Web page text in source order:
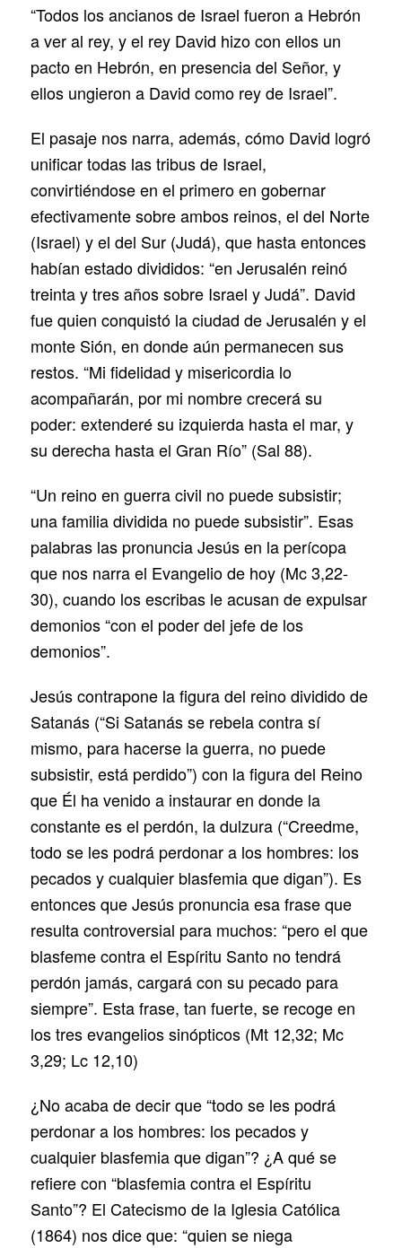
“Todos los ancianos de Israel fueron a Hebrón
a ver al rey, y el rey David hizo con ellos un
pacto en Hebrón, en presencia del Señor, y
ellos ungieron a David como rey de Israel”.
El pasaje nos narra, además, cómo David logró
unificar todas las tribus de Israel,
convirtiéndose en el primero en gobernar
efectivamente sobre ambos reinos, el del Norte
(Israel) y el del Sur (Judá), que hasta entonces
habían estado divididos: “en Jerusalén reinó
treinta y tres años sobre Israel y Judá”. David
fue quien conquistó la ciudad de Jerusalén y el
monte Sión, en donde aún permanecen sus
restos. “Mi fidelidad y misericordia lo
acompañarán, por mi nombre crecerá su
poder: extenderé su izquierda hasta el mar, y
su derecha hasta el Gran Río” (Sal 88).
“Un reino en guerra civil no puede subsistir;
una familia dividida no puede subsistir”. Esas
palabras las pronuncia Jesús en la perícopa
que nos narra el Evangelio de hoy (Mc 3,22-
30), cuando los escribas le acusan de expulsar
demonios “con el poder del jefe de los
demonios”.
Jesús contrapone la figura del reino dividido de
Satanás (“Si Satanás se rebela contra sí
mismo, para hacerse la guerra, no puede
subsistir, está perdido”) con la figura del Reino
que Él ha venido a instaurar en donde la
constante es el perdón, la dulzura (“Creedme,
todo se les podrá perdonar a los hombres: los
pecados y cualquier blasfemia que digan”). Es
entonces que Jesús pronuncia esa frase que
resulta controversial para muchos: “pero el que
blasfeme contra el Espíritu Santo no tendrá
perdón jamás, cargará con su pecado para
siempre”. Esta frase, tan fuerte, se recoge en
los tres evangelios sinópticos (Mt 12,32; Mc
3,29; Lc 12,10)
¿No acaba de decir que “todo se les podrá
perdonar a los hombres: los pecados y
cualquier blasfemia que digan”? ¿A qué se
refiere con “blasfemia contra el Espíritu
Santo”? El Catecismo de la Iglesia Católica
(1864) nos dice que: “quien se niega